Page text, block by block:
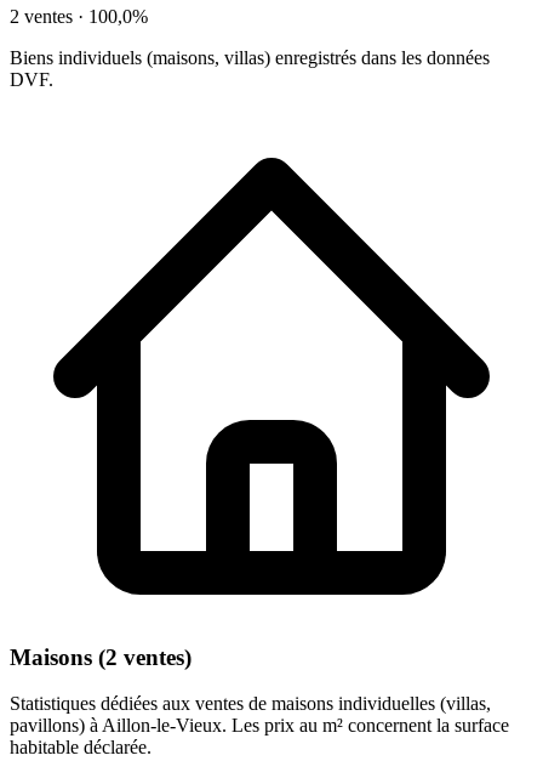
2 ventes · 100,0%
Biens individuels (maisons, villas) enregistrés dans les données
DVF.
Maisons (2 ventes)
Statistiques dédiées aux ventes de maisons individuelles (villas,
pavillons) à Aillon-le-Vieux. Les prix au m² concernent la surface
habitable déclarée.